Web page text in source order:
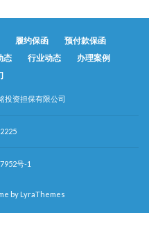
履约保函
预付款保函
态 行业动态
办理案例
投资担保有限公司
号-1
by LyraThemes